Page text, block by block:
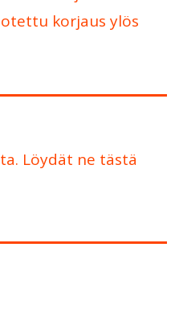
korjaus ylös
Löydät ne tästä